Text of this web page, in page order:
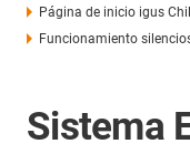
Página de inicio igus
Funcionamiento
Sistema